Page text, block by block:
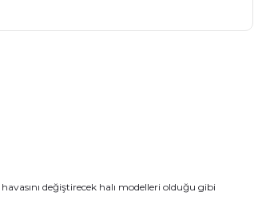
değiştirecek halı modelleri olduğu gibi